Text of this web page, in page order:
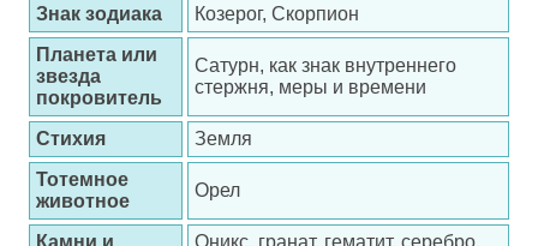
Знак зодиака
Козерог, Скорпион
Планета или
звезда
покровитель
Сатурн, как знак внутреннего
стержня, меры и времени
Стихия
Земля
Тотемное
животное
Орел
Камни и
Оникс, гранат, гематит, серебро,